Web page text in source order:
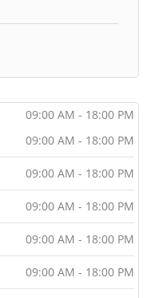
09:00 AM - 18:00 PM
09:00 AM - 18:00 PM
09:00 AM - 18:00 PM
09:00 AM - 18:00 PM
09:00 AM - 18:00 PM
09:00 AM - 18:00 PM